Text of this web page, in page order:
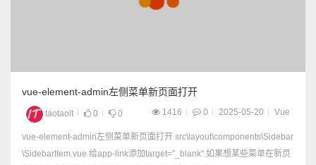
vue-element-admin左侧菜单新页面打开
taotaoit 0 0 1416 0 2025-05-20 Vue
vue-element-admin左侧菜单新页面打开 src\layout\components\Sidebar
\SidebarItem.vue 给app-link添加target="_blank" 如果想某些菜单在新页